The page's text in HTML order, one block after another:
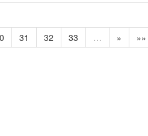
31 32 33 … » »»